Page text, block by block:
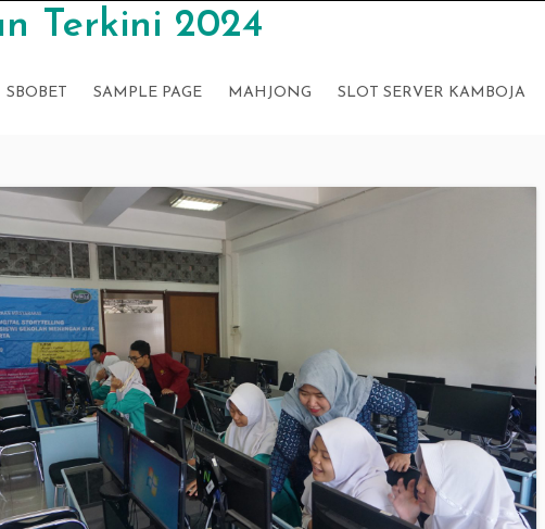
Terkini 2024
SBOBET SAMPLE PAGE MAHJONG SLOT SERVER KAMBOJA